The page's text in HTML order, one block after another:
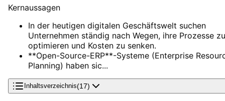
Kernaussagen
In der heutigen digitalen Geschäftswelt suchen
Unternehmen ständig nach Wegen, ihre Prozesse zu
optimieren und Kosten zu senken.
**Open-Source-ERP**-Systeme (Enterprise
Planning) haben sic...
Inhaltsverzeichnis(17)